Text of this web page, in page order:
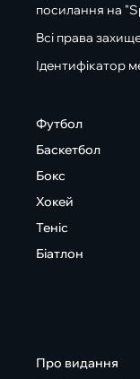
посилання на
Всі права
Ідентифікатор
Футбол
Баскетбол
Бокс
Хокей
Теніс
Біатлон
Про видання